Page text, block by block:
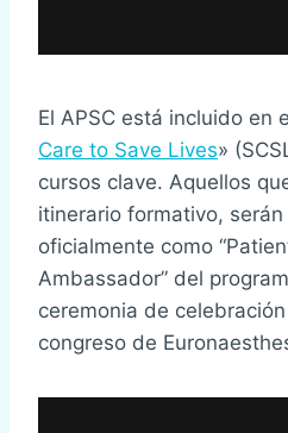
El APSC está incluido en
Care to Save Lives»
cursos clave. Aquellos
itinerario formativo,
oficialmente como
Ambassador” del
ceremonia de
congreso de